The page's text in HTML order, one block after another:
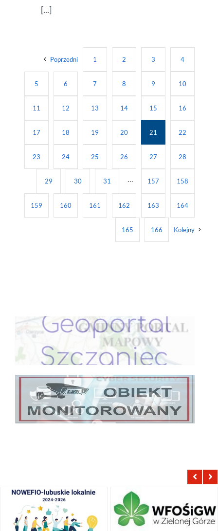
[...]
Poprzedni 1 2 3 4
5 6 7 8 9 10
11 12 13 14 15 16
17 18 19 20 21 22
23 24 25 26 27 28
29 30 31 ··· 157 158
159 160 161 162 163 164
165 166 Kolejny